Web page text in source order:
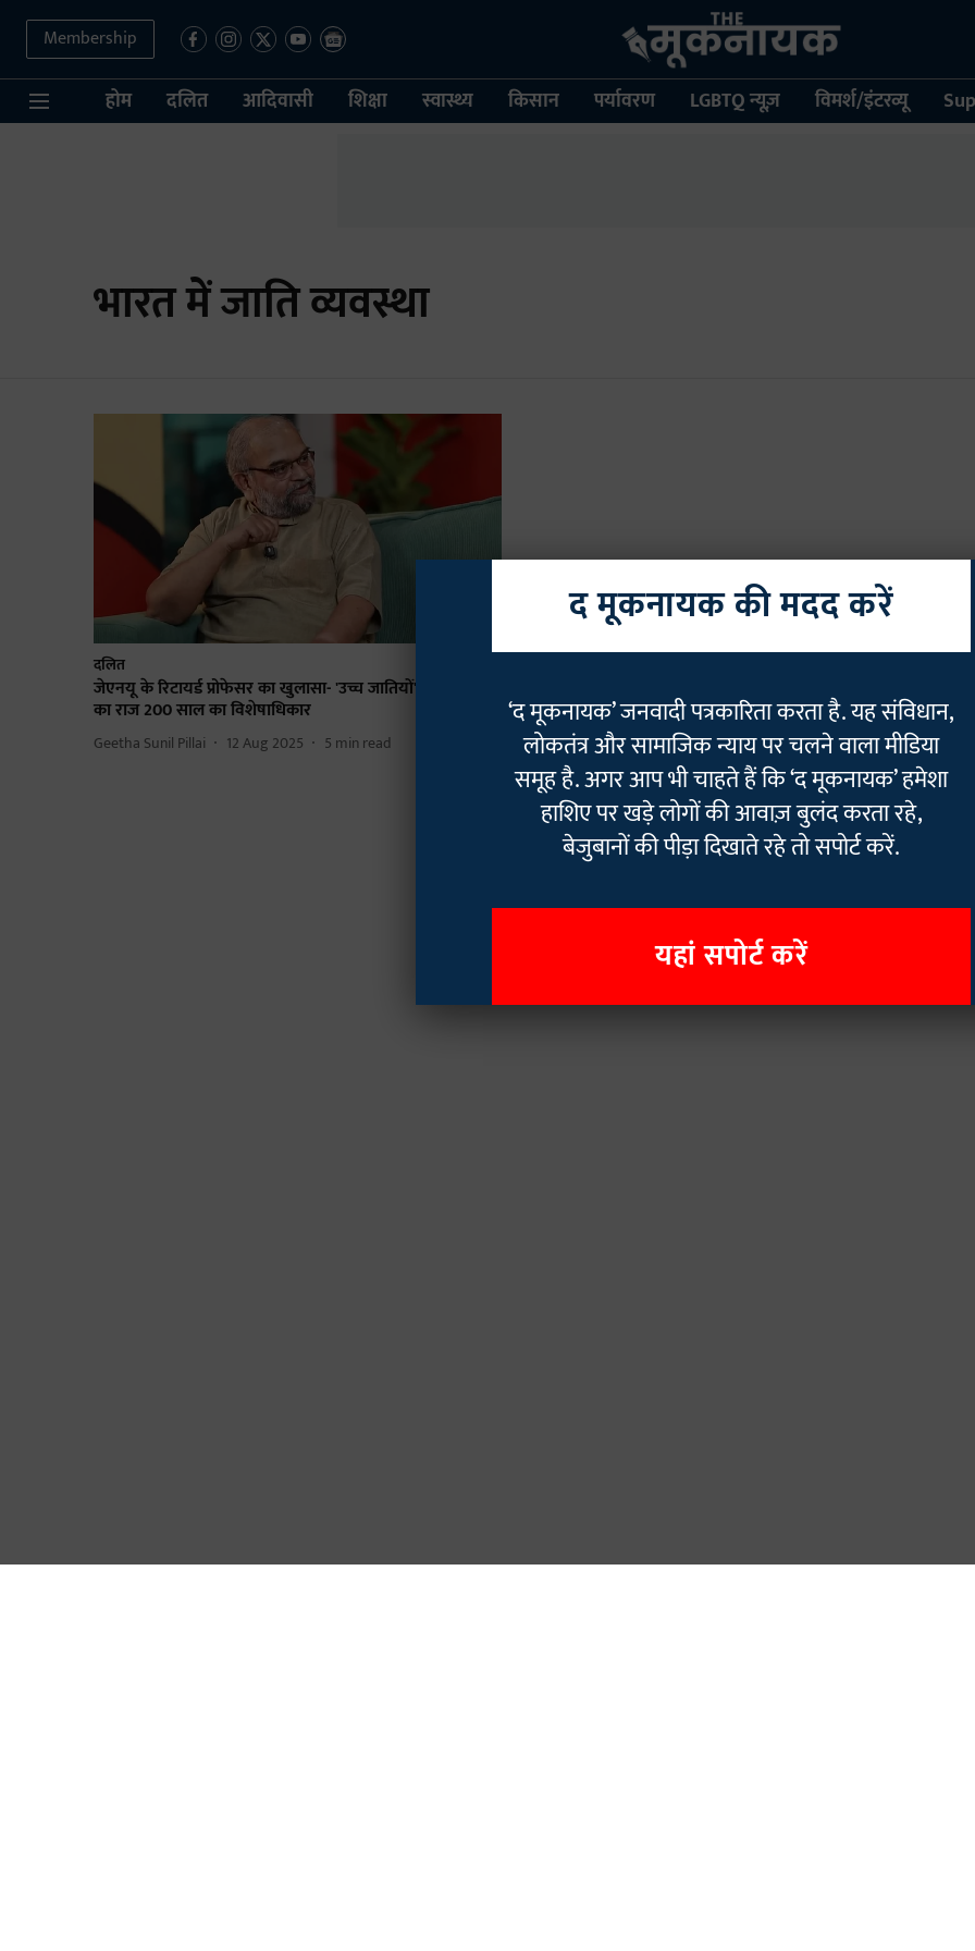
Membership
होम दलित आदिवासी शिक्षा स्वास्थ्य किसान पर्यावरण LGBTQ न्यूज़ विमर्श/इंटरव्यू
भारत में जाति व्यवस्था
दलित
जेएनयू के रिटायर्ड प्रोफेसर का खुलासा- 'उच्च जातियों' की सफलता
का राज 200 साल का विशेषाधिकार
Geetha Sunil Pillai 12 Aug 2025 5 min read
द मूकनायक की मदद करें
‘द मूकनायक’ जनवादी पत्रकारिता करता है. यह संविधान,
लोकतंत्र और सामाजिक न्याय पर चलने वाला मीडिया
समूह है. अगर आप भी चाहते हैं कि ‘द मूकनायक’ हमेशा
हाशिए पर खड़े लोगों की आवाज़ बुलंद करता रहे,
बेजुबानों की पीड़ा दिखाते रहे तो सपोर्ट करें.
यहां सपोर्ट करें